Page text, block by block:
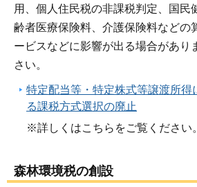
用、個人住民税の非課税判定、国民
齢者医療保険料、介護保険料などの
ービスなどに影響が出る場合があり
さい。
特定配当等・特定株式等譲渡所得
る課税方式選択の廃止
※詳しくはこちらをご覧ください。
森林環境税の創設